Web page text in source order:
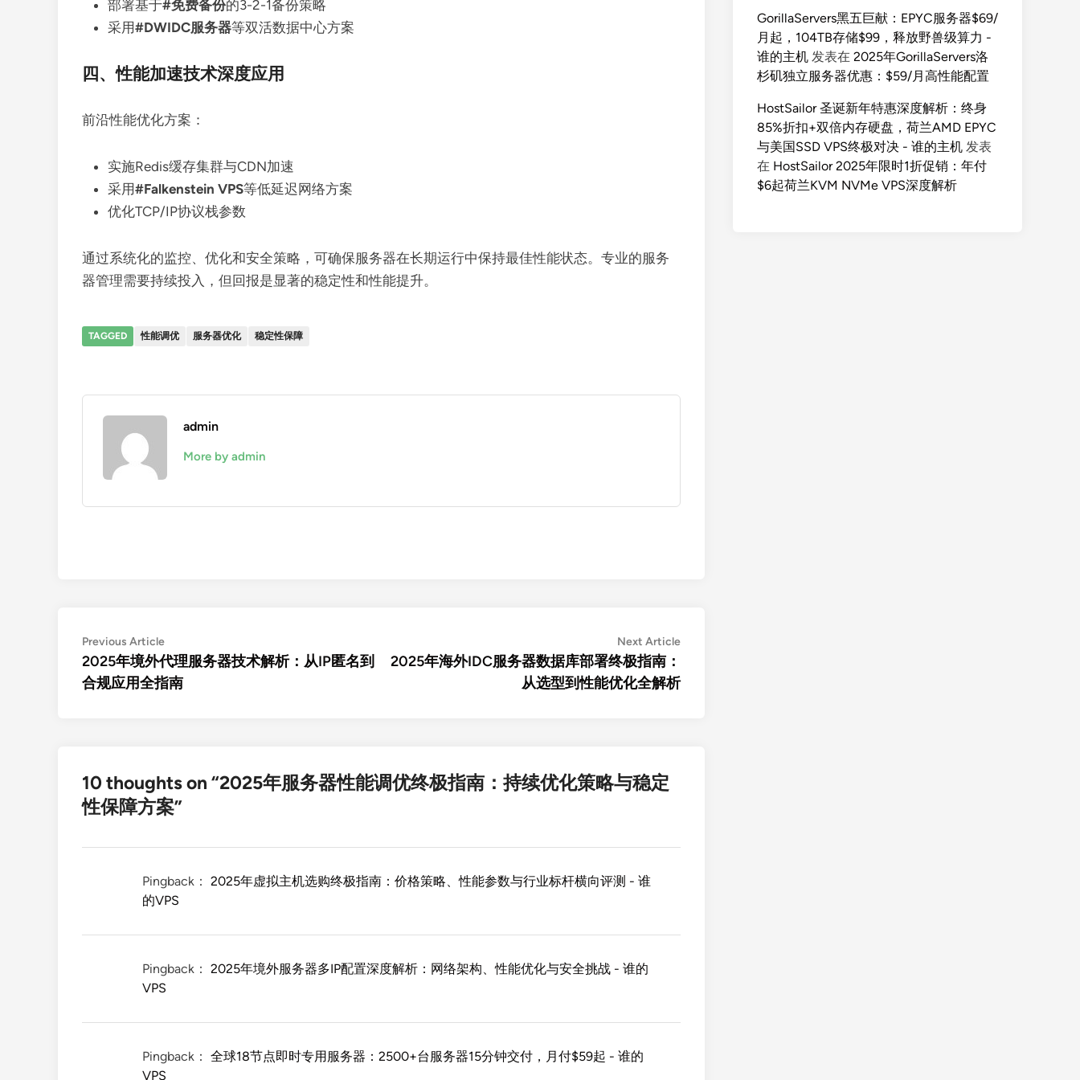
部署基于#免费备份的3-2-1备份策略
采用#DWIDC服务器等双活数据中心方案
四、性能加速技术深度应用
前沿性能优化方案：
实施Redis缓存集群与CDN加速
采用#Falkenstein VPS等低延迟网络方案
优化TCP/IP协议栈参数
通过系统化的监控、优化和安全策略，可确保服务器在长期运行中保持最佳性能状态。专业的服务
器管理需要持续投入，但回报是显著的稳定性和性能提升。
TAGGED 性能调优 服务器优化 稳定性保障
admin
More by admin
文
章
导
Previous ArticlePrevious
article:
2025年境外代理服务器技术解析：从IP匿名到
合规应用全指南
Next ArticleNext
2025年海外IDC服务器数据库部署终极指南：
从选型到性能优化全解析
10 thoughts on “2025年服务器性能调优终极指南：持续优化策略与稳定
性保障方案”
Pingback： 2025年虚拟主机选购终极指南：价格策略、性能参数与行业标杆横向评测 - 谁
的VPS
Pingback： 2025年境外服务器多IP配置深度解析：网络架构、性能优化与安全挑战 - 谁的
VPS
Pingback： 全球18节点即时专用服务器：2500+台服务器15分钟交付，月付$59起 - 谁的
VPS
GorillaServers黑五巨献：EPYC服务器$69/
月起，104TB存储$99，释放野兽级算力 -
谁的主机 发表在 2025年GorillaServers洛
杉矶独立服务器优惠：$59/月高性能配置
HostSailor 圣诞新年特惠深度解析：终身
85%折扣+双倍内存硬盘，荷兰AMD EPYC
与美国SSD VPS终极对决 - 谁的主机 发表
在 HostSailor 2025年限时1折促销：年付
$6起荷兰KVM NVMe VPS深度解析